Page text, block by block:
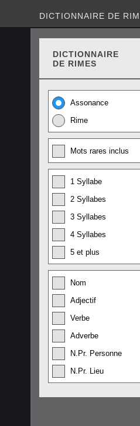
DICTIONNAIRE DE
DICTIONNAIRE
DE RIMES
Assonance
Rime
Mots rares inclus
1 Syllabe
2 Syllabes
3 Syllabes
4 Syllabes
5 et plus
Nom
Adjectif
Verbe
Adverbe
N.Pr. Personne
N.Pr. Lieu